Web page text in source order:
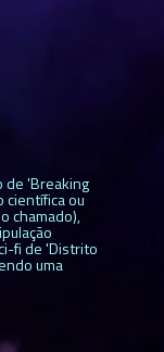
de 'Breaking
científica ou
chamado),
fi de 'Distrito
uma